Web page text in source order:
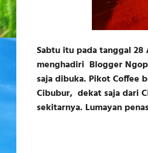
Sabtu itu pada tanggal
menghadiri Blogger
saja dibuka. Pikot Coffee
Cibubur, dekat saja dari
sekitarnya. Lumayan